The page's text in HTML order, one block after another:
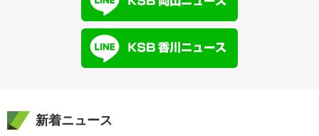
新着ニュース